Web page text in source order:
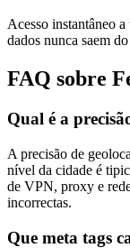
Acesso instantâneo a
dados nunca saem
FAQ sobre
Qual é a
A precisão de
nível da cidade é
de VPN, proxy e
incorrectas.
Que meta tags